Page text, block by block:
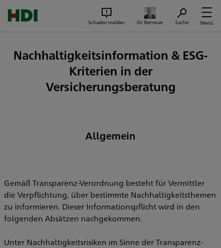
Schaden melden Ihr Betreuer Suche Menü
Nachhaltigkeitsinformation & ESG-
Kriterien in der
Versicherungsberatung
Allgemein
Gemäß Transparenz-Verordnung besteht für Vermittler
die Verpflichtung, über bestimmte Nachhaltigkeitsthemen
zu informieren. Dieser Informationspflicht wird in den
folgenden Absätzen nachgekommen.
Unter Nachhaltigkeitsrisiken im Sinne der Transparenz-